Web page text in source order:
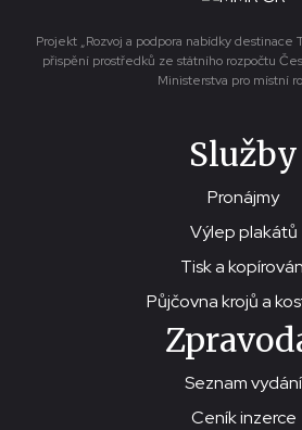
Projekt „Rozvoj a podpora nabídky destinace
přispění prostředků ze státního rozpočtu
Ministerstva pro místní
Služby
Pronájmy
Výlep plakátů
Tisk a
Půjčovna krojů a
Seznam vydání
Ceník inzerce